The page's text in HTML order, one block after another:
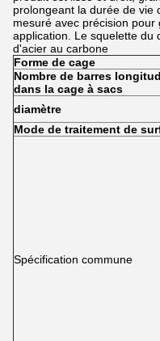
prolongeant la durée de vie
mesuré avec précision
application. Le squelette du
d'acier au carbone
Forme de cage
Nombre de barres
dans la cage à sacs
diamètre
Mode de traitement de
Spécification commune